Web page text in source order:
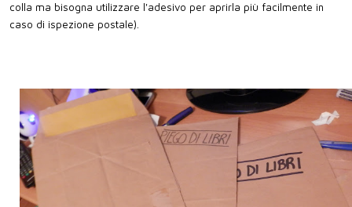
colla ma bisogna utilizzare l'adesivo per aprirla più facilmente in
caso di ispezione postale).